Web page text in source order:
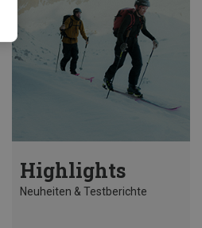
Highlights
Neuheiten & Testberichte